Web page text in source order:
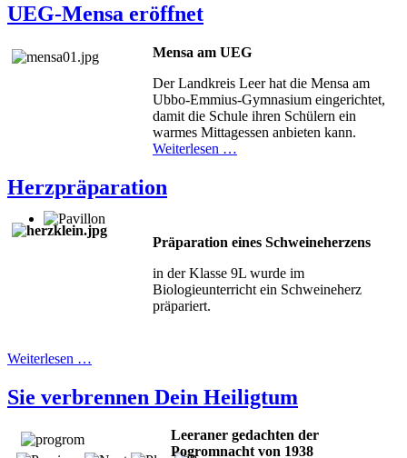
UEG-Mensa eröffnet
Mensa am UEG
Der Landkreis Leer hat die Mensa am
Ubbo-Emmius-Gymnasium eingerichtet,
damit die Schule ihren Schülern ein
warmes Mittagessen anbieten kann.
Weiterlesen …
Herzpräparation
Präparation eines Schweineherzens
in der Klasse 9L wurde im
Biologieunterricht ein Schweineherz
präpariert.
Weiterlesen …
Sie verbrennen Dein Heiligtum
Leeraner gedachten der
Pogromnacht von 1938